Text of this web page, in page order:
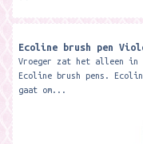
Ecoline brush pen
Vroeger zat het alleen in
Ecoline brush pens.
gaat om...